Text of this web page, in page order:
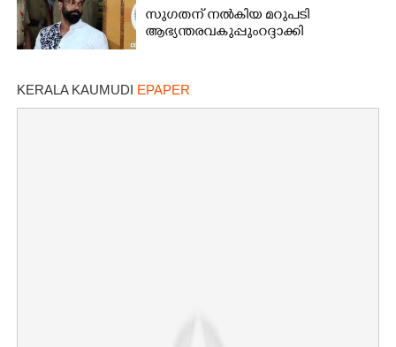
സുഗതന് നൽകിയ മറുപടി
ആഭ്യന്തരവകുപ്പും റദ്ദാക്കി
KERALA KAUMUDI EPAPER